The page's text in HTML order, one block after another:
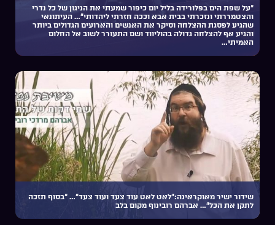
“על שפת הים בפלורידה בליל יום כיפור שמעתי את הניגון של כל נדרי
והצטמררתי ונזכרתי בבית אבא וככה חזרתי ליהדותי”… העיתונאי
שהגיע לפסגת ההצלחה וסיקר את האנשים והארועים הגדולים ביותר
והגיע אף להצלחה גדולה בהוליווד ושם התעורר לשוב אל החלום
האמיתי…
שידור ישיר מאוקראינה:”לאט לאט עוד צעד ועוד צעד”… “בסוף תזכה
לתקן את הכל”… אברהם רובינוף מקום בלב